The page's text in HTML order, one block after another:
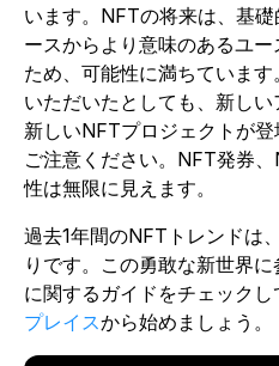
います。NFTの将来は、基
ースからより意味のあるユ
ため、可能性に満ちていま
いただいたとしても、新し
新しいNFTプロジェクトが
ご注意ください。NFT発券
性は無限に見えます。
過去1年間のNFTトレンドは
りです。この勇敢な新世界に
に関するガイドをチェックし
プレイスから始めましょう。